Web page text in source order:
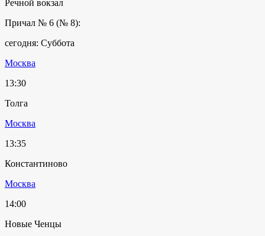
Речной вокзал
Причал № 6 (№ 8):
сегодня: Суббота
Москва
13:30
Толга
Москва
13:35
Константиново
Москва
14:00
Новые Ченцы